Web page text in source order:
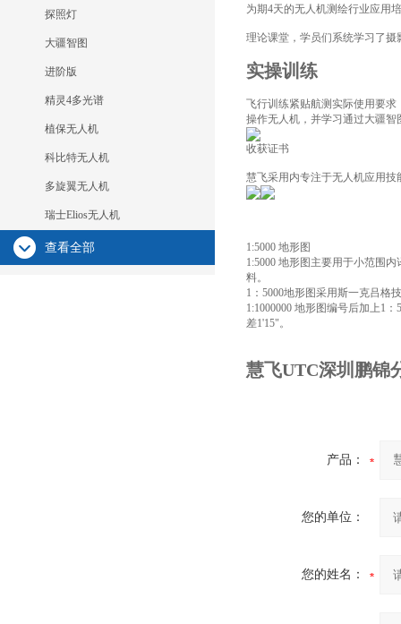
探照灯
大疆智图
进阶版
精灵4多光谱
植保无人机
科比特无人机
多旋翼无人机
瑞士Elios无人机
查看全部
为期4天的无人机测绘行业应用
理论课堂，学员们系统学习了
实操训练
飞行训练紧贴航测实际使用要
操作无人机，并学习通过大疆
收获证书
慧飞采用内专注于无人机应用技
1:5000 地形图
1:5000 地形图主要用于小范围
料。
1：5000地形图采用斯一克吕格
1:1000000 地形图编号后加上1
差1'15"。
慧飞UTC深圳鹏锦
产品：
您的单位：
您的姓名：